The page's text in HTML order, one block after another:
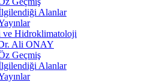
Alanlar
ve Hidroklimatoloji
Ali ONAY
Geçmiş
Alanlar